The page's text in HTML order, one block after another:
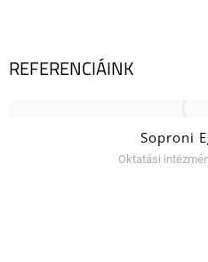
REFERENCIÁINK
Soproni
Oktatási